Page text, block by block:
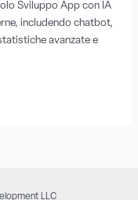
Sviluppo App con IA
includendo chatbot,
avanzate e
LLC